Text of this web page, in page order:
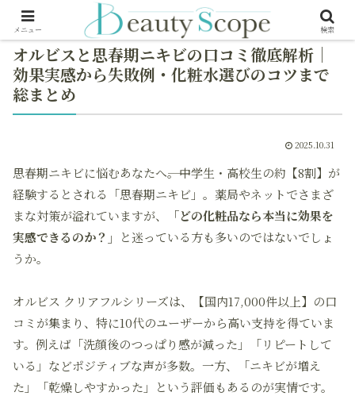
オルビスと思春期ニキビの口コミ徹底解析｜
効果実感から失敗例・化粧水選びのコツまで
総まとめ
2025.10.31
思春期ニキビに悩むあなたへ――。中学生・高校生の約【8割】が
経験するとされる「思春期ニキビ」。薬局やネットでさまざ
まな対策が溢れていますが、
「どの化粧品なら本当に効果を
実感できるのか？」
と迷っている方も多いのではないでしょ
うか。
オルビス クリアフルシリーズは、【国内17,000件以上】の口
コミが集まり、特に10代のユーザーから高い支持を得ていま
す。例えば「洗顔後のつっぱり感が減った」「リピートして
いる」などポジティブな声が多数。一方、「ニキビが増え
た」「乾燥しやすかった」という評価もあるのが実情です。
メニュー 検索